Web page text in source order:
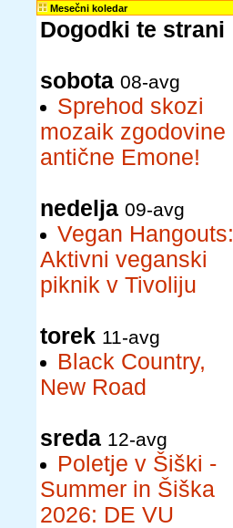
Mesečni koledar
Dogodki te strani
sobota 08-avg
Sprehod skozi
mozaik zgodovine
antične Emone!
nedelja 09-avg
Vegan Hangouts:
Aktivni veganski
piknik v Tivoliju
torek 11-avg
Black Country,
New Road
sreda 12-avg
Poletje v Šiški -
Summer in Šiška
2026: DE VU